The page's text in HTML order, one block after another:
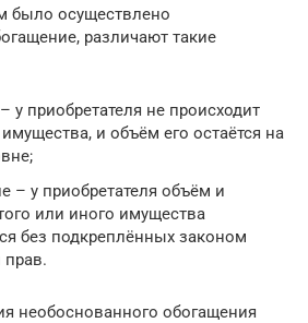
было осуществлено
различают такие
у приобретателя не происходит
и объём его остаётся на
– у приобретателя объём и
или иного имущества
без подкреплённых законом
необоснованного обогащения